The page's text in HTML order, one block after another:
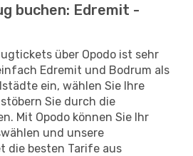
buchen: Edremit -
über Opodo ist sehr
Edremit und Bodrum als
ein, wählen Sie Ihre
Sie durch die
Mit Opodo können Sie Ihr
und unsere
die besten Tarife aus